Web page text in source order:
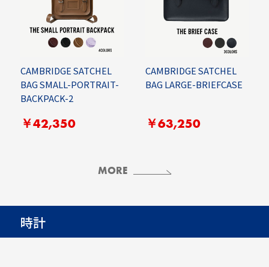
CAMBRIDGE SATCHEL
BAG SMALL-PORTRAIT-
BACKPACK-2
￥42,350
CAMBRIDGE SATCHEL
BAG LARGE-BRIEFCASE
￥63,250
MORE
時計